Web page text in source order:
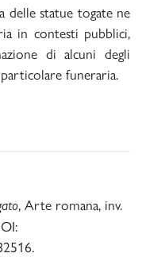
delle statue togate ne
in contesti pubblici,
di alcuni degli
funeraria.
, Arte romana, inv.